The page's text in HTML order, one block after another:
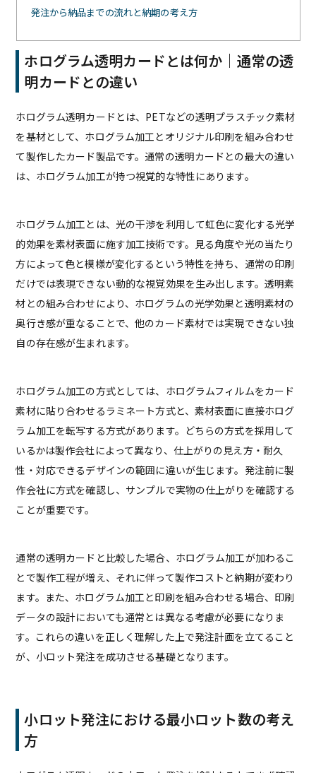
発注から納品までの流れと納期の考え方
ホログラム透明カードとは何か｜通常の透
明カードとの違い
ホログラム透明カードとは、PETなどの透明プラスチック素材
を基材として、ホログラム加工とオリジナル印刷を組み合わせ
て製作したカード製品です。通常の透明カードとの最大の違い
は、ホログラム加工が持つ視覚的な特性にあります。
ホログラム加工とは、光の干渉を利用して虹色に変化する光学
的効果を素材表面に施す加工技術です。見る角度や光の当たり
方によって色と模様が変化するという特性を持ち、通常の印刷
だけでは表現できない動的な視覚効果を生み出します。透明素
材との組み合わせにより、ホログラムの光学効果と透明素材の
奥行き感が重なることで、他のカード素材では実現できない独
自の存在感が生まれます。
ホログラム加工の方式としては、ホログラムフィルムをカード
素材に貼り合わせるラミネート方式と、素材表面に直接ホログ
ラム加工を転写する方式があります。どちらの方式を採用して
いるかは製作会社によって異なり、仕上がりの見え方・耐久
性・対応できるデザインの範囲に違いが生じます。発注前に製
作会社に方式を確認し、サンプルで実物の仕上がりを確認する
ことが重要です。
通常の透明カードと比較した場合、ホログラム加工が加わるこ
とで製作工程が増え、それに伴って製作コストと納期が変わり
ます。また、ホログラム加工と印刷を組み合わせる場合、印刷
データの設計においても通常とは異なる考慮が必要になりま
す。これらの違いを正しく理解した上で発注計画を立てること
が、小ロット発注を成功させる基礎となります。
小ロット発注における最小ロット数の考え
方